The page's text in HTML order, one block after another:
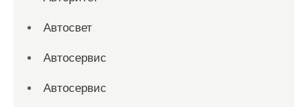
Автосвет
Автосервис
Автосервис